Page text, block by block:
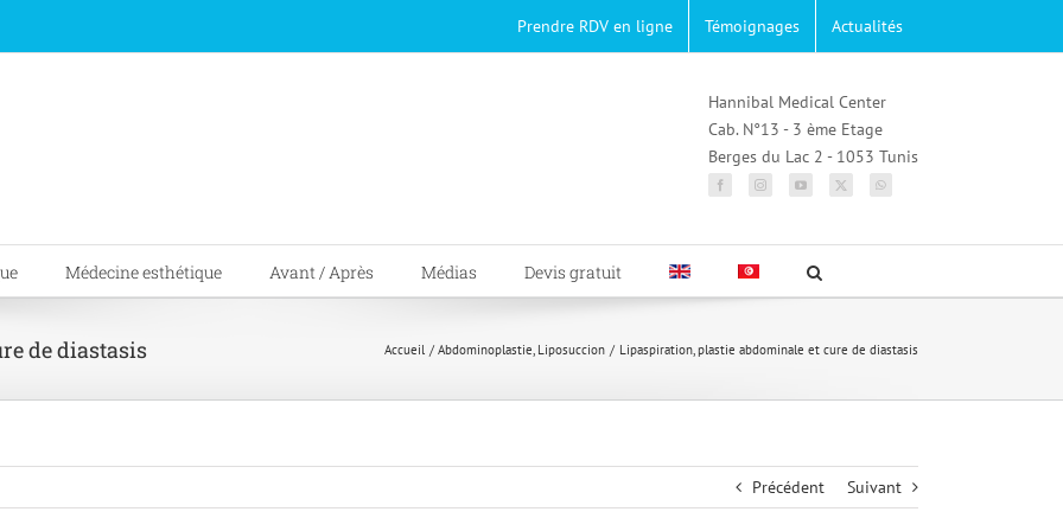
Prendre RDV en ligne Témoignages Actualités
Hannibal Medical Center
Cab. N°13 - 3 ème Etage
Berges du Lac 2 - 1053 Tunis
Médecine esthétique Avant / Après Médias Devis gratuit
de diastasis Accueil Abdominoplastie Liposuccion Lipaspiration, plastie abdominale et cure de diastasis
Précédent Suivant